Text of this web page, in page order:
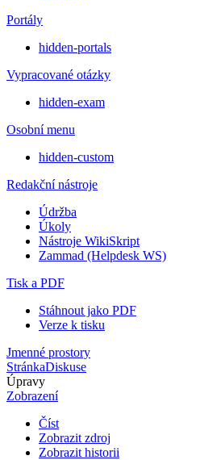
Portály
hidden-portals
Vypracované otázky
hidden-exam
Osobní menu
hidden-custom
Redakční nástroje
Údržba
Úkoly
Nástroje WikiSkript
Zammad (Helpdesk WS)
Tisk a PDF
Stáhnout jako PDF
Verze k tisku
Jmenné prostory
StránkaDiskuse
Úpravy
Zobrazení
Číst
Zobrazit zdroj
Zobrazit historii